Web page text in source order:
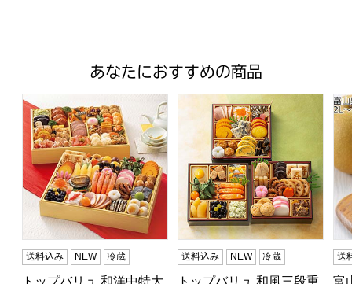
あなたにおすすめの商品
トップバリュ 和洋中特大二段重「饗宴」(きょうえん)【4
送料込み NEW 冷蔵
トップバリュ 和洋中特大
トップバリュ 和風三段重「
送料込み NEW 冷蔵
トップバリュ 和風三段重
富
送
富